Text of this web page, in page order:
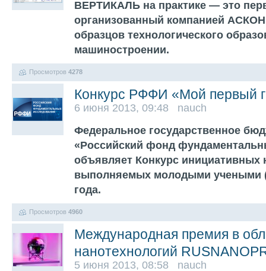
ВЕРТИКАЛЬ на практике — это
организованный компанией
образцов технологического
машиностроении.
Просмотров 4278
Конкурс РФФИ «Мой первый
6 июня 2013, 09:48 nauch
Федеральное государственное
«Российский фонд
объявляет Конкурс инициативных
выполняемых молодыми учеными
года.
Просмотров 4960
Международная премия в
нанотехнологий
5 июня 2013, 08:58 nauch